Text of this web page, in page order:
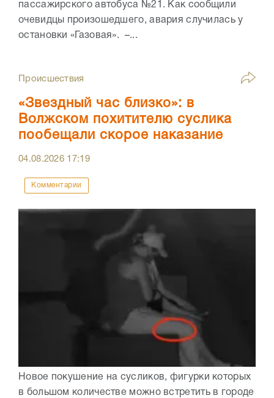
пассажирского автобуса №21. Как сообщили
очевидцы произошедшего, авария случилась у
остановки «Газовая». –...
Происшествия
«Звездный час близко»: в
Волжском похитителю суслика
пообещали скорое наказание
04.08.2026 17:19
Комментарии
Новое покушение на сусликов, фигурки которых
в большом количестве можно встретить в городе